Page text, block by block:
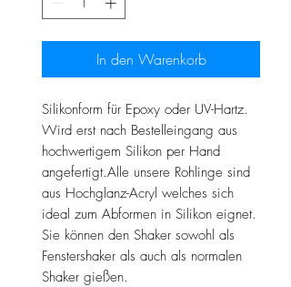
In den Warenkorb
Silikonform für Epoxy oder UV-Hartz.
Wird erst nach Bestelleingang aus
hochwertigem Silikon per Hand
angefertigt.Alle unsere Rohlinge sind
aus Hochglanz-Acryl welches sich
ideal zum Abformen in Silikon eignet.
Sie können den Shaker sowohl als
Fenstershaker als auch als normalen
Shaker gießen.